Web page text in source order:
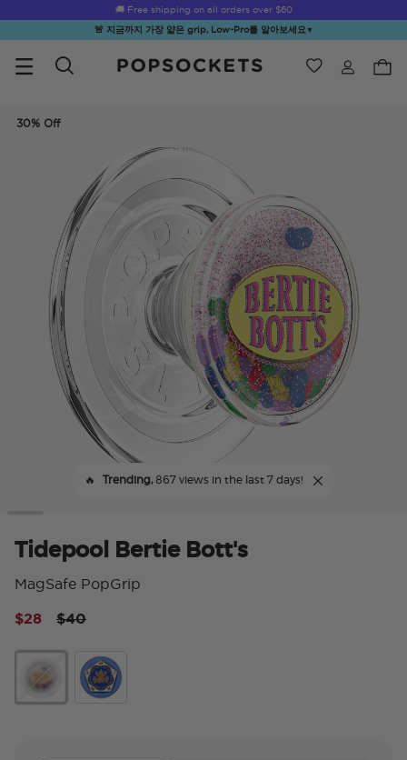
🚚 Free shipping on all orders over $60
Summer Sendoff Sale
🚨 지금까지 가장 얇은 grip, Low-Pro를 알아보세요 ▼
위시리스트
Sendoff Sale
Hello Kitty®
and Friends
Second
Morning
Sea Spell
30% Off
🔥 Trending,867 views in the last 7 days!
Tidepool Bertie Bott's
MagSafe PopGrip
Price reduced from
$40to
$28